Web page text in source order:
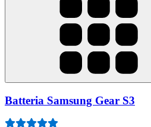
Batteria Samsung Gear S3